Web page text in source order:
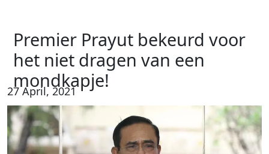
Premier Prayut bekeurd voor
het niet dragen van een
mondkapje!
27 April, 2021